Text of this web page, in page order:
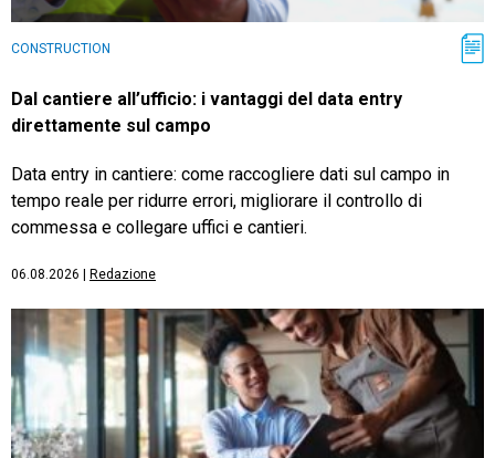
CONSTRUCTION
Dal cantiere all’ufficio: i vantaggi del data entry
direttamente sul campo
Data entry in cantiere: come raccogliere dati sul campo in
tempo reale per ridurre errori, migliorare il controllo di
commessa e collegare uffici e cantieri.
06.08.2026 Redazione